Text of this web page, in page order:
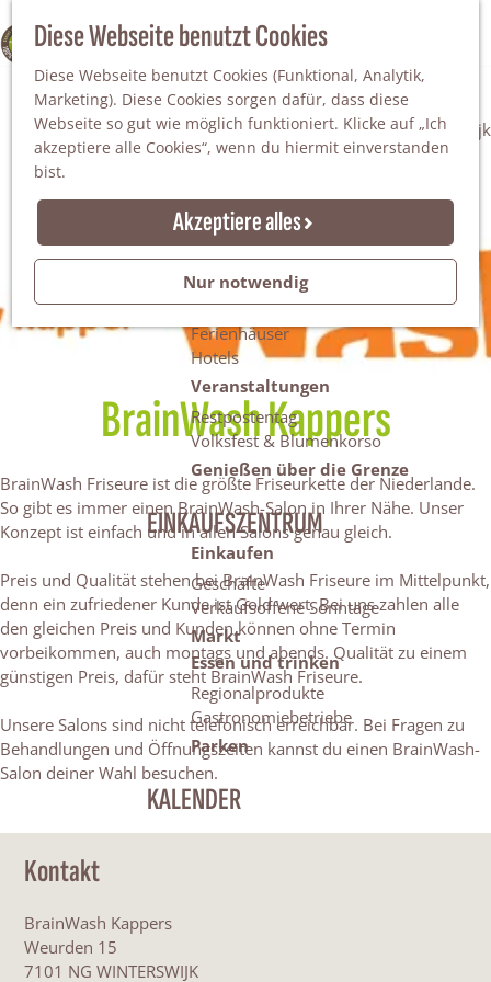
Diese Webseite benutzt Cookies
Diese Webseite benutzt Cookies (Funktional, Analytik,
Marketing). Diese Cookies sorgen dafür, dass diese
Webseite so gut wie möglich funktioniert. Klicke auf „Ich
akzeptiere alle Cookies“, wenn du hiermit einverstanden
bist.
Akzeptiere alles
Nur notwendig
100% WINTERSWIJK
S
u
c
h
e
n
M
e
n
ü
Da staunt man!
Freiheitsbäume
Natur
Naturgebiete
Nationaler Landschaftspark Winterswijk
Der Steingrube
Gärten & Parks
Übernachten
Campingplätze & Ferienparks
Gruppenunterkünfte
Bed & Breakfasts
Ferienhäuser
Hotels
Veranstaltungen
Restpostentag
Volksfest & Blumenkorso
Genießen über die Grenze
EINKAUFSZENTRUM
Einkaufen
Geschäfte
Verkaufsoffene Sonntage
Markt
Essen und trinken
Regionalprodukte
Gastronomiebetriebe
Parken
KALENDER
BrainWash Kappers
BrainWash Friseure ist die größte Friseurkette der Niederlande.
So gibt es immer einen BrainWash-Salon in Ihrer Nähe. Unser
Konzept ist einfach und in allen Salons genau gleich.
Preis und Qualität stehen bei BrainWash Friseure im Mittelpunkt,
denn ein zufriedener Kunde ist Gold wert. Bei uns zahlen alle
den gleichen Preis und Kunden können ohne Termin
vorbeikommen, auch montags und abends. Qualität zu einem
günstigen Preis, dafür steht BrainWash Friseure.
Unsere Salons sind nicht telefonisch erreichbar. Bei Fragen zu
Behandlungen und Öffnungszeiten kannst du einen BrainWash-
Salon deiner Wahl besuchen.
Kontakt
BrainWash Kappers
Weurden 15
7101 NG WINTERSWIJK